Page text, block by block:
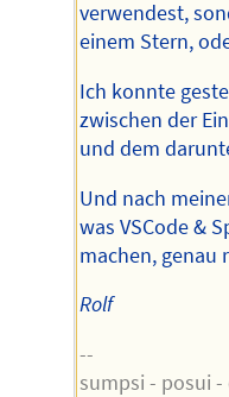
verwendest,
einem Stern,
Ich konnte
zwischen der
und dem
Und nach
was VSCode &
machen, genau
Rolf
--
sumpsi - posui